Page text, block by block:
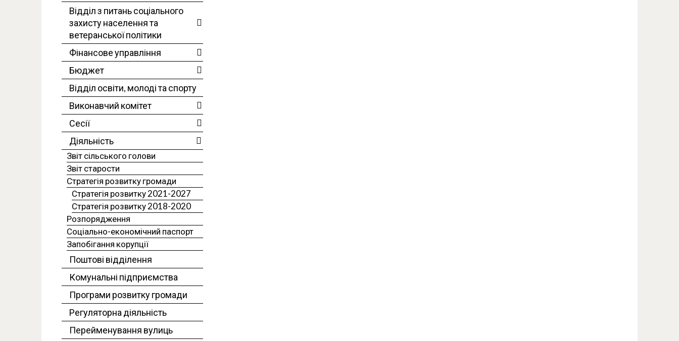
Відділ з питань соціального
захисту населення та
ветеранської політики
Фінансове управління
Бюджет
Відділ освіти, молоді та спорту
Виконавчий комітет
Сесії
Діяльність
Звіт сільського голови
Звіт старости
Стратегія розвитку громади
Стратегія розвитку 2021-2027
Стратегія розвитку 2018-2020
Розпорядження
Соціально-економічний паспорт
Запобігання корупції
Поштові відділення
Комунальні підприємства
Програми розвитку громади
Регуляторна діяльність
Перейменування вулиць